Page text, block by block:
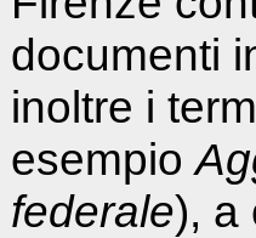
documenti
inoltre i
esempio
federale), a